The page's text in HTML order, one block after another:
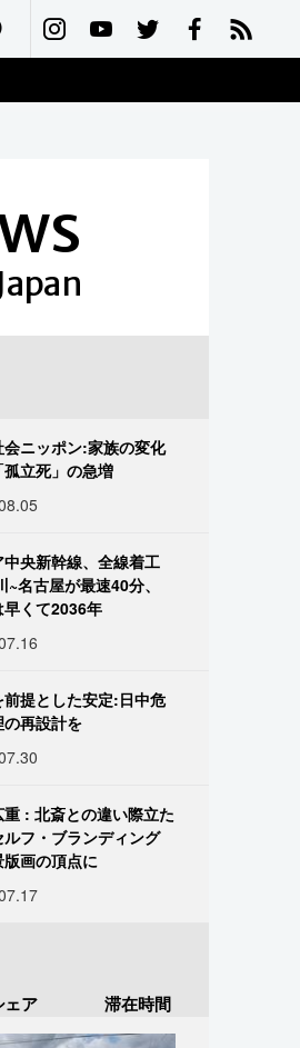
会ニッポン:家族の変化
孤立死」の急増
中央新幹線、全線着工
~名古屋が最速40分、
早くて2036年
前提とした安定:日中危
の再設計を
重 : 北斎との違い際立た
ルフ・ブランディング
版画の頂点に
ェア 滞在時間